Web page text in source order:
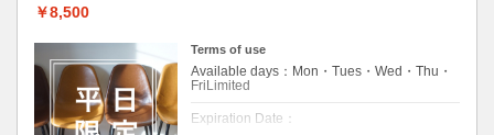
￥8,500
Terms of use
Available days：Mon・Tues・Wed・Thu・
FriLimited
Expiration Date：